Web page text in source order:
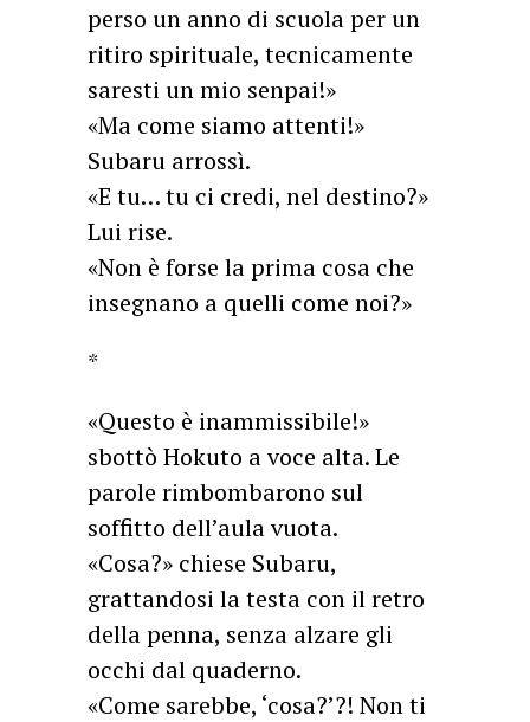
perso un anno di scuola per un
ritiro spirituale, tecnicamente
saresti un mio senpai!»
«Ma come siamo attenti!»
Subaru arrossì.
«E tu… tu ci credi, nel destino?»
Lui rise.
«Non è forse la prima cosa che
insegnano a quelli come noi?»
*
«Questo è inammissibile!»
sbottò Hokuto a voce alta. Le
parole rimbombarono sul
soffitto dell’aula vuota.
«Cosa?» chiese Subaru,
grattandosi la testa con il retro
della penna, senza alzare gli
occhi dal quaderno.
«Come sarebbe, ‘cosa?’?! Non ti